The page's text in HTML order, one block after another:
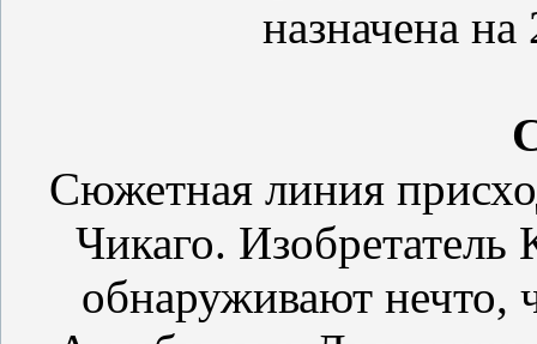
назначена
Сюжетная линия
Чикаго. Изобретатель
обнаруживают нечто,